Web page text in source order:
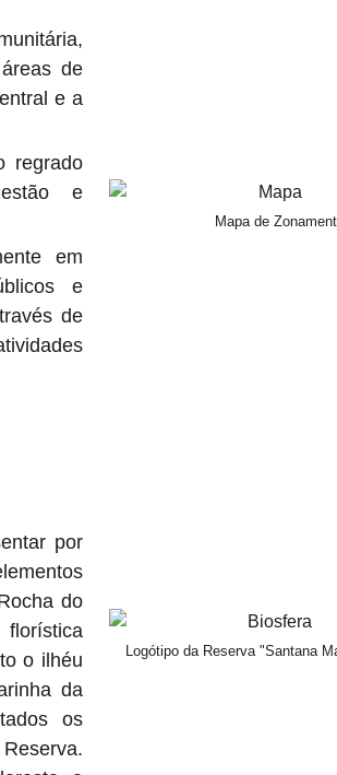
de
e a
regrado
e
em
e
de
Mapa de
por
do
florística
o ilhéu
da
os
Logótipo da Reserva "Santana